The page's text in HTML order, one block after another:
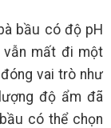
bầu có độ pH
vẫn mất đi một
vai trò như
độ ẩm đã
có thể chọn